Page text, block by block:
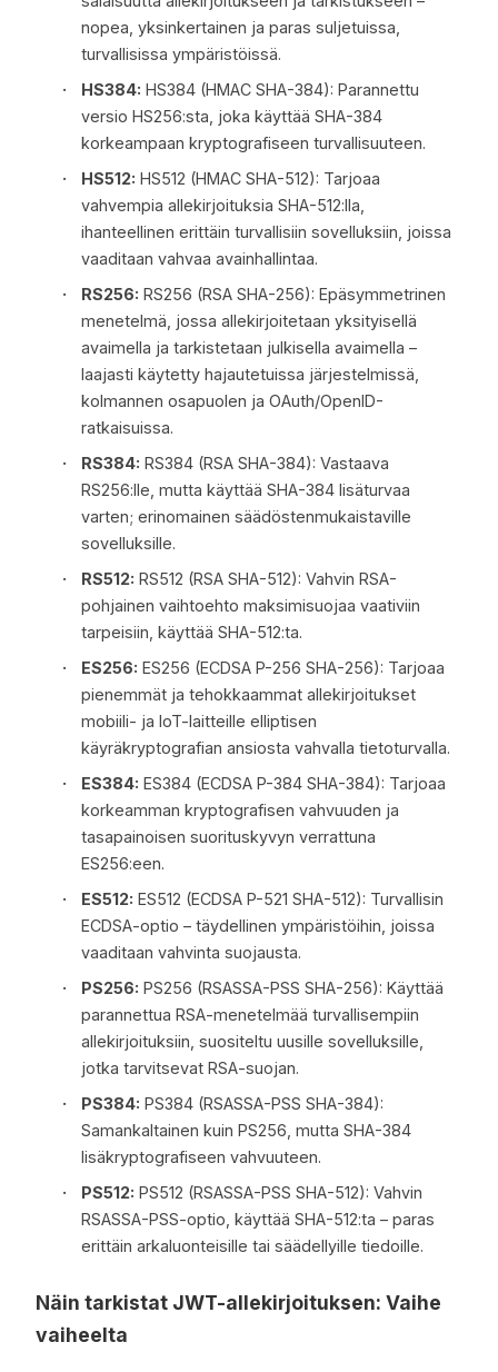
nopea, yksinkertainen ja paras suljetuissa,
turvallisissa ympäristöissä.
HS384: HS384 (HMAC SHA-384): Parannettu
versio HS256:sta, joka käyttää SHA-384
korkeampaan kryptografiseen turvallisuuteen.
HS512: HS512 (HMAC SHA-512): Tarjoaa
vahvempia allekirjoituksia SHA-512:lla,
ihanteellinen erittäin turvallisiin sovelluksiin, joissa
vaaditaan vahvaa avainhallintaa.
RS256: RS256 (RSA SHA-256): Epäsymmetrinen
menetelmä, jossa allekirjoitetaan yksityisellä
avaimella ja tarkistetaan julkisella avaimella –
laajasti käytetty hajautetuissa järjestelmissä,
kolmannen osapuolen ja OAuth/OpenID-
ratkaisuissa.
RS384: RS384 (RSA SHA-384): Vastaava
RS256:lle, mutta käyttää SHA-384 lisäturvaa
varten; erinomainen säädöstenmukaistaville
sovelluksille.
RS512: RS512 (RSA SHA-512): Vahvin RSA-
pohjainen vaihtoehto maksimisuojaa vaativiin
tarpeisiin, käyttää SHA-512:ta.
ES256: ES256 (ECDSA P-256 SHA-256): Tarjoaa
pienemmät ja tehokkaammat allekirjoitukset
mobiili- ja IoT-laitteille elliptisen
käyräkryptografian ansiosta vahvalla tietoturvalla.
ES384: ES384 (ECDSA P-384 SHA-384): Tarjoaa
korkeamman kryptografisen vahvuuden ja
tasapainoisen suorituskyvyn verrattuna
ES256:een.
ES512: ES512 (ECDSA P-521 SHA-512): Turvallisin
ECDSA-optio – täydellinen ympäristöihin, joissa
vaaditaan vahvinta suojausta.
PS256: PS256 (RSASSA-PSS SHA-256): Käyttää
parannettua RSA-menetelmää turvallisempiin
allekirjoituksiin, suositeltu uusille sovelluksille,
jotka tarvitsevat RSA-suojan.
PS384: PS384 (RSASSA-PSS SHA-384):
Samankaltainen kuin PS256, mutta SHA-384
lisäkryptografiseen vahvuuteen.
PS512: PS512 (RSASSA-PSS SHA-512): Vahvin
RSASSA-PSS-optio, käyttää SHA-512:ta – paras
erittäin arkaluonteisille tai säädellyille tiedoille.
Näin tarkistat JWT-allekirjoituksen: Vaihe
vaiheelta